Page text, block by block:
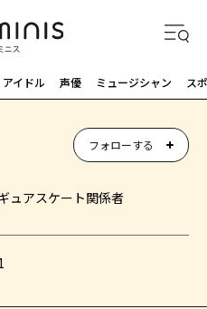
アイドル 声優 ミュージシャン ス
ュアスケート関係者
フォローする